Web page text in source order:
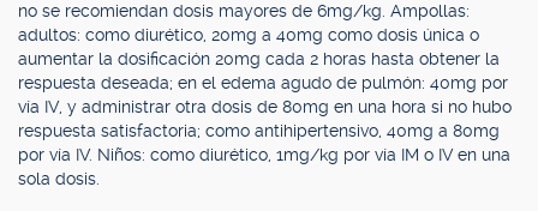
no se recomiendan dosis mayores de 6mg/kg. Ampollas:
adultos: como diurético, 20mg a 40mg como dosis única o
aumentar la dosificación 20mg cada 2 horas hasta obtener la
respuesta deseada; en el edema agudo de pulmón: 40mg por
vía IV, y administrar otra dosis de 80mg en una hora si no hubo
respuesta satisfactoria; como antihipertensivo, 40mg a 80mg
por vía IV. Niños: como diurético, 1mg/kg por vía IM o IV en una
sola dosis.